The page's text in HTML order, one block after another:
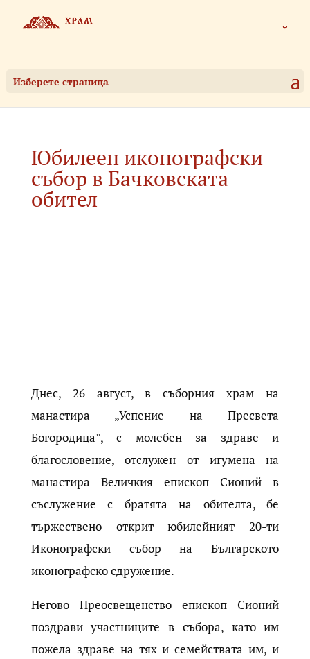
Изберете страница
Юбилеен иконографски
събор в Бачковската
обител
Днес, 26 август, в съборния храм на
манастира „Успение на Пресвета
Богородица”, с молебен за здраве и
благословение, отслужен от игумена на
манастира Величкия епископ Сионий в
съслужение с братята на обителта, бе
тържествено открит юбилейният 20-ти
Иконографски събор на Българското
иконографско сдружение.
Негово Преосвещенство епископ Сионий
поздрави участниците в събора, като им
пожела здраве на тях и семействата им, и